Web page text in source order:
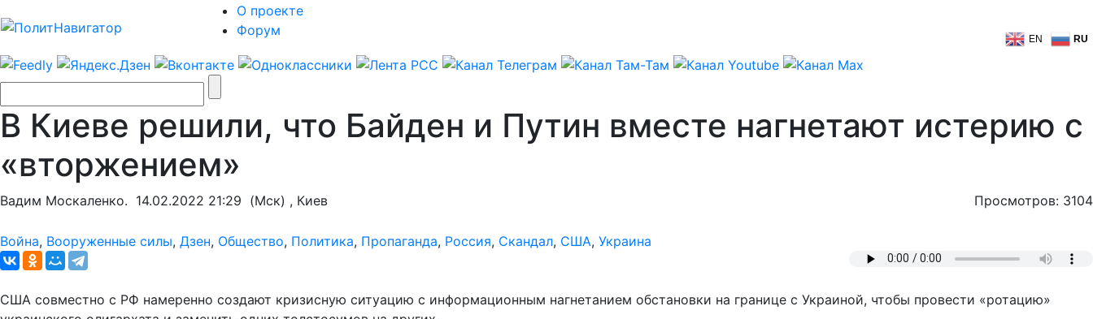
О проекте
Форум
EN RU
В Киеве решили, что Байден и Путин вместе нагнетают истерию с
«вторжением»
Вадим Москаленко. 14.02.2022 21:29 (Мск) , Киев Просмотров: 3104
Война, Вооруженные силы, Дзен, Общество, Политика, Пропаганда, Россия, Скандал, США, Украина
США совместно с РФ намеренно создают кризисную ситуацию с информационным нагнетанием обстановки на границе с Украиной, чтобы провести «ротацию»